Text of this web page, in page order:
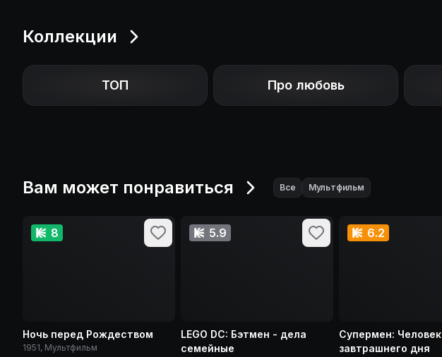
Коллекции
ТОП Про любовь
Вам может понравиться Все Мультфильм
8
Ночь перед Рождеством
1951, Мультфильм
5.9
LEGO DC: Бэтмен - дела
семейные
6.2
Супермен: Человек
завтрашнего дня